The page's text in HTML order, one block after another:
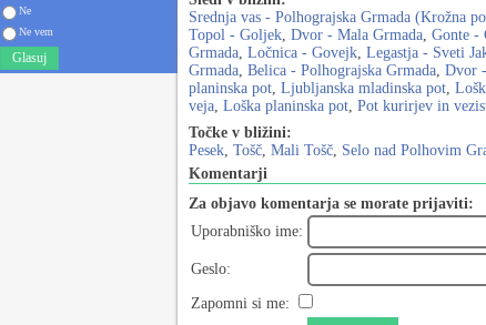
Ne
Ne vem
Glasuj
Srednja vas - Polhograjska Grmada (Krožna
Topol - Goljek, Dvor - Mala Grmada, Gonte -
Grmada, Ločnica - Govejk, Legastja - Sveti
Grmada, Belica - Polhograjska Grmada, Dvor
planinska pot, Ljubljanska mladinska pot,
veja, Loška planinska pot, Pot kurirjev in
Točke v bližini:
Pesek, Tošč, Mali Tošč, Selo nad Polhovim
Komentarji
Za objavo komentarja se morate prijaviti:
Uporabniško ime:
Geslo:
Zapomni si me: